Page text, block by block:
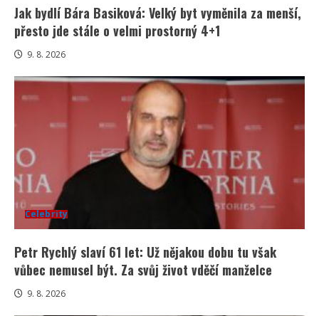
Jak bydlí Bára Basiková: Velký byt vyměnila za menší,
přesto jde stále o velmi prostorný 4+1
9. 8. 2026
Celebrity
Petr Rychlý slaví 61 let: Už nějakou dobu tu však
vůbec nemusel být. Za svůj život vděčí manželce
9. 8. 2026